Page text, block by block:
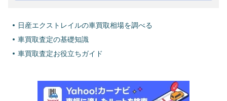
日産エクストレイルの車買取相場を調べる
車買取査定の基礎知識
車買取査定お役立ちガイド